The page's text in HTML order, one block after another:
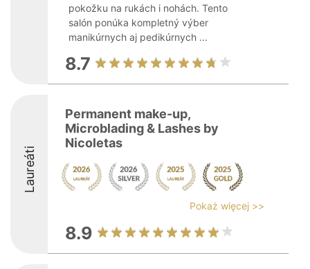
pokožku na rukách i nohách. Tento
salón ponúka kompletný výber
manikúrnych aj pedikúrnych ...
8.7
Laureáti
Permanent make-up,
Microblading & Lashes by
Nicoletas
Pokaż więcej >>
8.9